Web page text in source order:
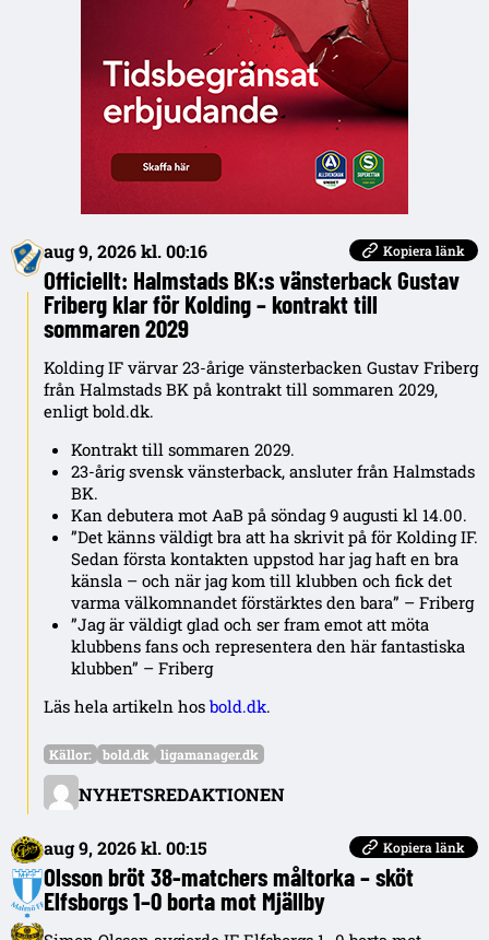
aug 9, 2026 kl. 00:16 Kopiera länk
Officiellt: Halmstads BK:s vänsterback Gustav
Friberg klar för Kolding – kontrakt till
sommaren 2029
Kolding IF värvar 23-årige vänsterbacken Gustav Friberg
från Halmstads BK på kontrakt till sommaren 2029,
enligt bold.dk.
Kontrakt till sommaren 2029.
23-årig svensk vänsterback, ansluter från Halmstads
BK.
Kan debutera mot AaB på söndag 9 augusti kl 14.00.
”Det känns väldigt bra att ha skrivit på för Kolding IF.
Sedan första kontakten uppstod har jag haft en bra
känsla – och när jag kom till klubben och fick det
varma välkomnandet förstärktes den bara” – Friberg
”Jag är väldigt glad och ser fram emot att möta
klubbens fans och representera den här fantastiska
klubben” – Friberg
Läs hela artikeln hos bold.dk.
NYHETSREDAKTIONEN
Källor: bold.dk ligamanager.dk
aug 9, 2026 kl. 00:15 Kopiera länk
Olsson bröt 38-matchers måltorka – sköt
Elfsborgs 1–0 borta mot Mjällby